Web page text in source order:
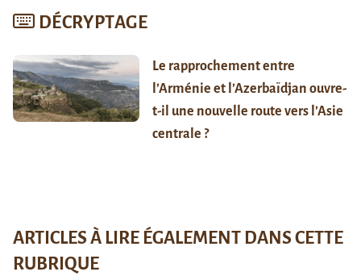
DÉCRYPTAGE
Le rapprochement entre
l’Arménie et l’Azerbaïdjan ouvre-
t-il une nouvelle route vers l’Asie
centrale ?
ARTICLES À LIRE ÉGALEMENT DANS CETTE
RUBRIQUE